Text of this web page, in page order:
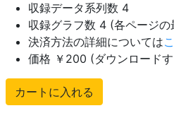
収録データ系列数 4
収録グラフ数 4 (各ページ
決済方法の詳細については
価格 ￥200 (ダウンロード
カートに入れる